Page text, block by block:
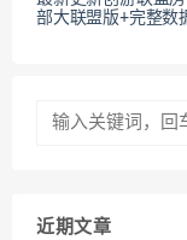
部大联盟版+完整数
近期文章